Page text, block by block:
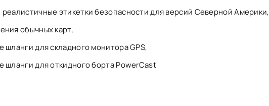
реалистичные этикетки безопасности для версий Северной Америки,
обычных карт,
шланги для складного монитора GPS,
шланги для откидного борта PowerCast